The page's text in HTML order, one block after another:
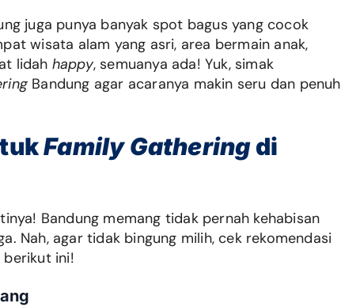
juga punya banyak spot bagus yang cocok
wisata alam yang asri, area bermain anak,
lidah happy, semuanya ada! Yuk, simak
Bandung agar acaranya makin seru dan penuh
Family Gatheringdi
Bandung memang tidak pernah kehabisan
Nah, agar tidak bingung milih, cek rekomendasi
ini!